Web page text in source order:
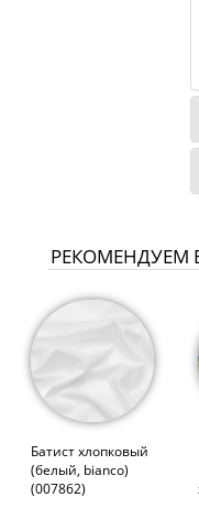
РЕКОМЕНДУЕМ
Батист хлопковый
(белый, bianco)
(007862)